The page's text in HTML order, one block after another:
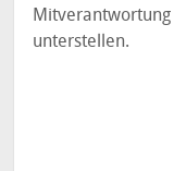
unterstellen.